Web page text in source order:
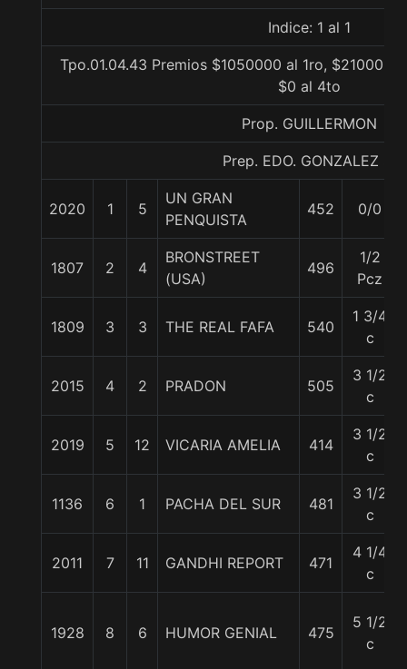
Indice: 1 al 1
Tpo.01.04.43 Premios $1050000 al 1ro, $210000
$0 al 4to
Prop. GUILLERMON
Prep. EDO. GONZALEZ S.
2020 1 5
UN GRAN
PENQUISTA
452 0/0
1807 2 4
BRONSTREET
(USA)
496
1/2
Pcz
1809 3 3 THE REAL FAFA 540
1 3/4
c
2015 4 2 PRADON 505
3 1/2
c
2019 5 12 VICARIA AMELIA 414
3 1/2
c
1136 6 1 PACHA DEL SUR 481
3 1/2
c
2011 7 11 GANDHI REPORT 471
4 1/4
c
1928 8 6 HUMOR GENIAL 475
5 1/2
c